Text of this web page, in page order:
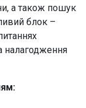
а також пошук
блок –
налагодження